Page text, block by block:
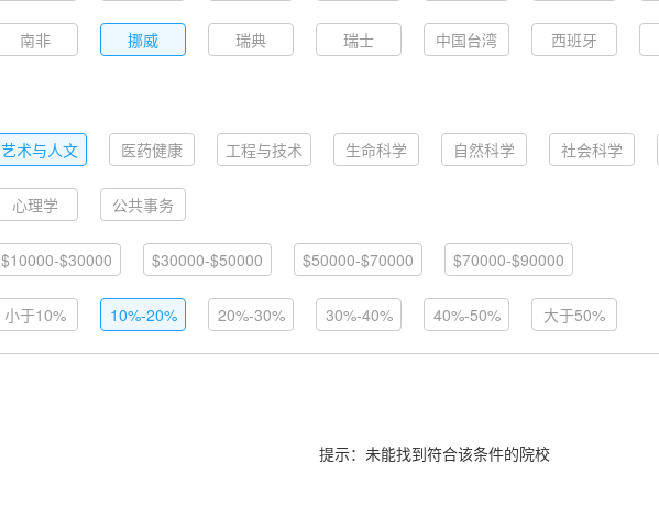
南非 挪威 瑞典 瑞士 中国台湾 西班牙
艺术与人文 医药健康 工程与技术 生命科学 自然科学 社会科学
心理学 公共事务
$10000-$30000 $30000-$50000 $50000-$70000 $70000-$90000
小于10% 10%-20% 20%-30% 30%-40% 40%-50% 大于50%
提示：未能找到符合该条件的院校